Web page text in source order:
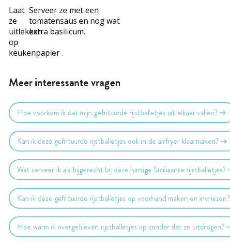
Laat
ze
uitlekken
op
keukenpapier .
Serveer ze met een
tomatensaus en nog wat
extra basilicum.
Meer interessante vragen
Hoe voorkom ik dat mijn gefrituurde rijstballetjes uit elkaar vallen?
Kan ik deze gefrituurde rijstballetjes ook in de airfryer klaarmaken?
Wat serveer ik als bijgerecht bij deze hartige Siciliaanse rijstballetjes?
Kan ik deze gefrituurde rijstballetjes op voorhand maken en invriezen?
Hoe warm ik overgebleven rijstballetjes op zonder dat ze uitdrogen?